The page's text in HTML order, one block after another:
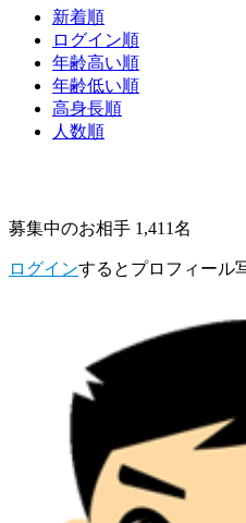
新着順
ログイン順
年齢高い順
年齢低い順
高身長順
人数順
募集中のお相手 1,411名
ログインするとプロフィール